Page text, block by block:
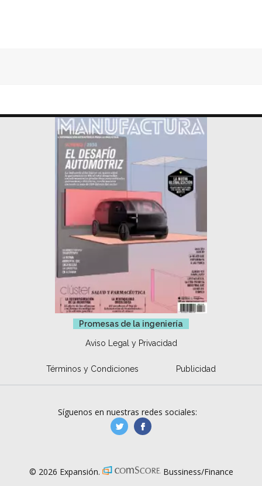
Promesas de la ingeniería
Aviso Legal y Privacidad
Términos y Condiciones Publicidad
Síguenos en nuestras redes sociales:
manufacturaGE
© 2026 Expansión. Bussiness/Finance